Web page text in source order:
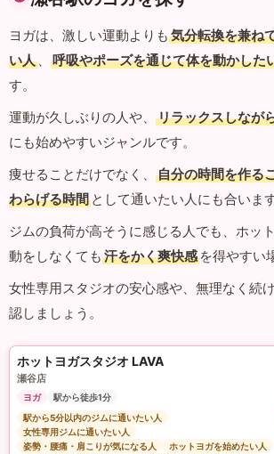
ヨガは、激しい運動よりも 気分転換を兼ね
い人 、 呼吸やポーズを通じて体を動かした
す。
運動が久しぶりの人や、
リラックスしなが
にも始めやすいジャンルです。
痩せることだけでなく、
自分の時間を作る
わらげる時間 として通いたい人にも合います
ジムの負荷が高そうに感じる人でも、ホッ
動をしなくても 汗をかく爽快感 を得やすい
女性専用スタジオの安心感や、無理なく続
認しましょう。
ホットヨガスタジオ LAVA
瀬谷店
ヨガ
駅から徒歩1分
駅から5分以内のジムに通いたい人
女性専用ジムに通いたい人
姿勢・腰痛・肩こりが気になる人
ホットヨガを始めたい人